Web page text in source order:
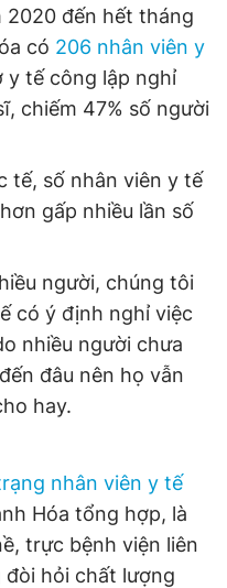
cấp ngày 24.3.2020
Thanh Niên. Cấm sao
có sự chấp thuận bằng văn
JSC.
2020 đến hết tháng
có 206 nhân viên y
y tế công lập nghỉ
chiếm 47% số người
tế, số nhân viên y tế
gấp nhiều lần số
người, chúng tôi
có ý định nghỉ việc
nhiều người chưa
đâu nên họ vẫn
hay.
nhân viên y tế
Hóa tổng hợp, là
trực bệnh viện liên
hỏi chất lượng